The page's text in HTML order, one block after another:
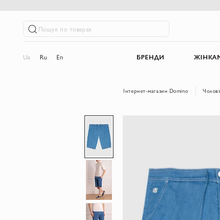
Пошук по товарах
Ua Ru En БРЕНДИ
Інтернет-магазин Domino
Перейти
до
кінця
галереї
зображень